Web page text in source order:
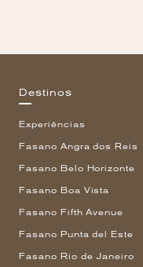
Destinos
Experiências
Fasano Angra dos Reis
Fasano Belo Horizonte
Fasano Boa Vista
Fasano Fifth Avenue
Fasano Punta del Este
Fasano Rio de Janeiro